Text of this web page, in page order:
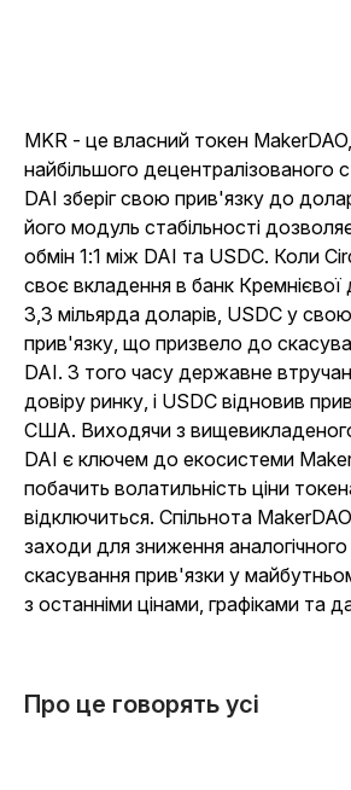
MKR - це власний токен
найбільшого децентралізованого
DAI зберіг свою прив'язку до
його модуль стабільності
обмін 1:1 між DAI та USDC. Коли
своє вкладення в банк
3,3 мільярда доларів, USDC у
прив'язку, що призвело до
DAI. З того часу державне
довіру ринку, і USDC відновив
США. Виходячи з
DAI є ключем до екосистеми
побачить волатильність ціни
відключиться. Спільнота
заходи для зниження
скасування прив'язки у
з останніми цінами, графіками та
Про це говорять усі